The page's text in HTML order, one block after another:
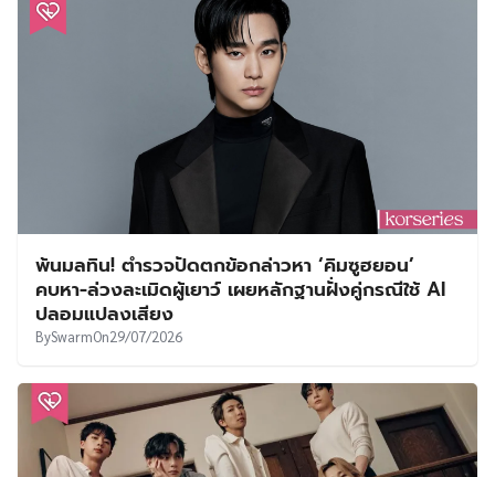
พ้นมลทิน! ตำรวจปัดตกข้อกล่าวหา ‘คิมซูฮยอน’
คบหา-ล่วงละเมิดผู้เยาว์ เผยหลักฐานฝั่งคู่กรณีใช้ AI
ปลอมแปลงเสียง
BySwarmOn29/07/2026